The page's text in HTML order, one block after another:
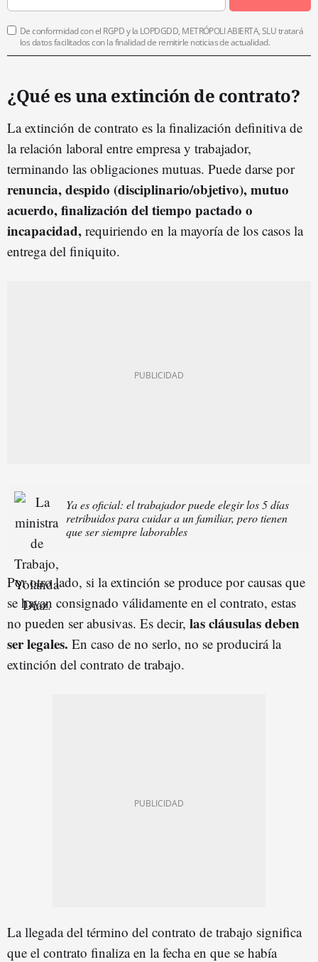
De conformidad con el RGPD y la LOPDGDD, METRÓPOLI ABIERTA, SLU tratará
los datos facilitados con la finalidad de remitirle noticias de actualidad.
¿Qué es una extinción de contrato?
La extinción de contrato es la finalización definitiva de
la relación laboral entre empresa y trabajador,
terminando las obligaciones mutuas. Puede darse por
renuncia, despido (disciplinario/objetivo), mutuo
acuerdo, finalización del tiempo pactado o
incapacidad, requiriendo en la mayoría de los casos la
entrega del finiquito.
Ya es oficial: el trabajador puede elegir los 5 días
retribuidos para cuidar a un familiar, pero tienen
que ser siempre laborables
Por otro lado, si la extinción se produce por causas que
se hayan consignado válidamente en el contrato, estas
no pueden ser abusivas. Es decir, las cláusulas deben
ser legales. En caso de no serlo, no se producirá la
extinción del contrato de trabajo.
La llegada del término del contrato de trabajo significa
que el contrato finaliza en la fecha en que se había